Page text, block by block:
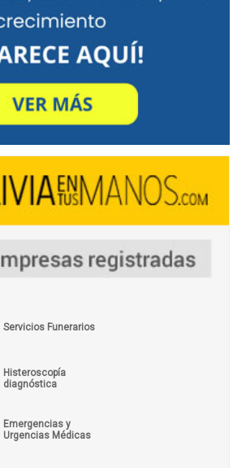
Servicios Funerarios
Histeroscopía
diagnóstica
Emergencias y
Urgencias Médicas